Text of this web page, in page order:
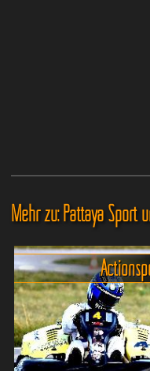
Mehr zu: Pattaya Sport